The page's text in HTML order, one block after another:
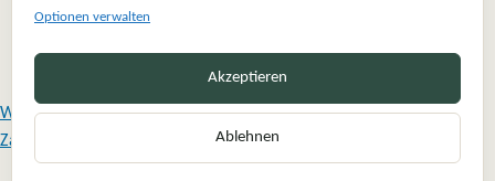
Optionen verwalten
Akzeptieren
Ablehnen
Widerrufsbelehrung
Zahlung und Versand